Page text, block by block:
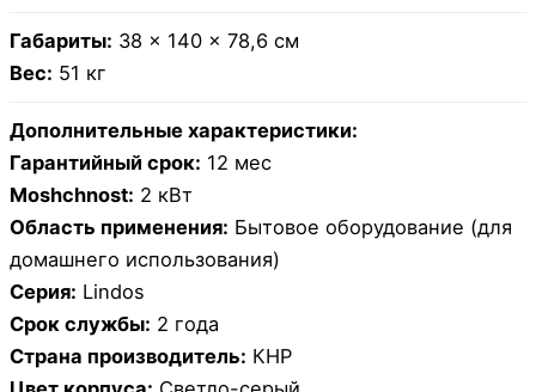
Габариты: 38 × 140 × 78,6 см
Вес: 51 кг
Дополнительные характеристики:
Гарантийный срок: 12 мес
Moshchnost: 2 кВт
Область применения: Бытовое оборудование (для
домашнего использования)
Серия: Lindos
Срок службы: 2 года
Страна производитель: КНР